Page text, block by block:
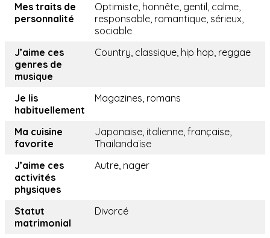
Mes traits de
personnalité
Optimiste, honnête, gentil, calme,
responsable, romantique, sérieux,
sociable
J’aime ces
genres de
musique
Country, classique, hip hop, reggae
Je lis
habituellement
Magazines, romans
Ma cuisine
favorite
Japonaise, italienne, française,
Thailandaïse
J’aime ces
activités
physiques
Autre, nager
Statut
matrimonial
Divorcé